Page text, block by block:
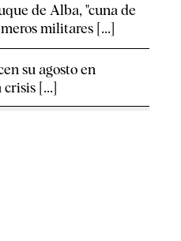
de Alba, "cuna de
militares [...]
su agosto en
crisis [...]